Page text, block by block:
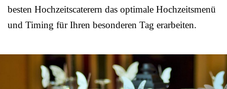
besten Hochzeitscaterern das optimale Hochzeitsmenü
und Timing für Ihren besonderen Tag erarbeiten.